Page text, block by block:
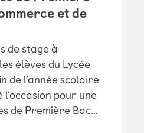
et de
de stage à
élèves du Lycée
de l’année scolaire
pour une
de Première Bac…